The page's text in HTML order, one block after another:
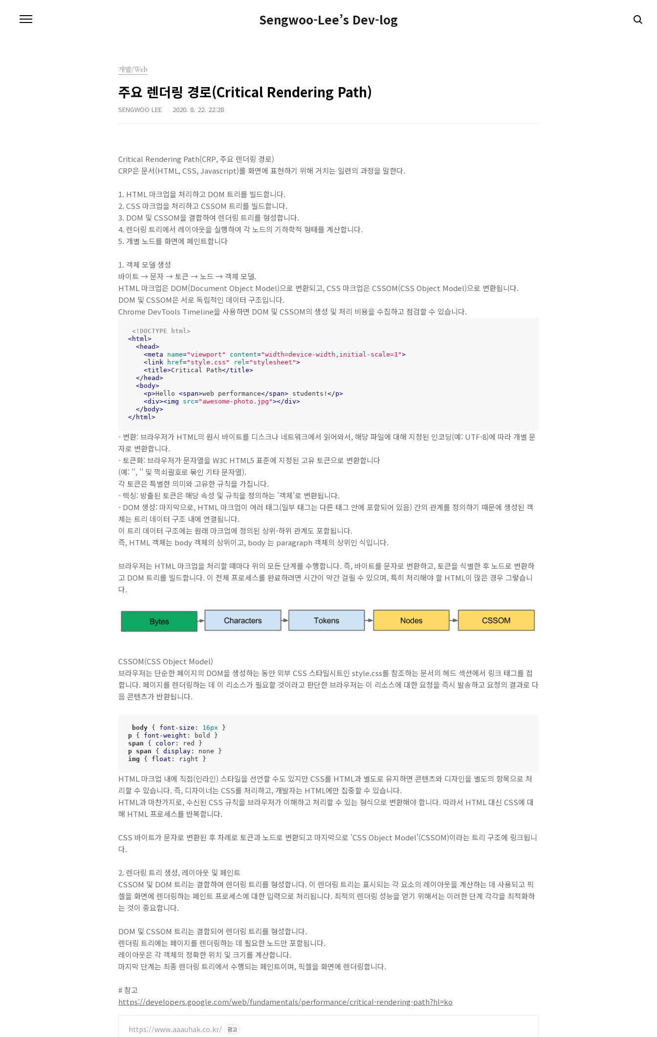
Sengwoo-Lee’s Dev-log
개발/Web
주요 렌더링 경로(Critical Rendering Path)
SENGWOO LEE 2020. 8. 22. 22:28
Critical Rendering Path(CRP, 주요 렌더링 경로)
CRP은 문서(HTML, CSS, Javascript)를 화면에 표현하기 위해 거치는 일련의 과정을 말한다.
1. HTML 마크업을 처리하고 DOM 트리를 빌드합니다.
2. CSS 마크업을 처리하고 CSSOM 트리를 빌드합니다.
3. DOM 및 CSSOM을 결합하여 렌더링 트리를 형성합니다.
4. 렌더링 트리에서 레이아웃을 실행하여 각 노드의 기하학적 형태를 계산합니다.
5. 개별 노드를 화면에 페인트합니다
1. 객체 모델 생성
바이트 → 문자 → 토큰 → 노드 → 객체 모델.
HTML 마크업은 DOM(Document Object Model)으로 변환되고, CSS 마크업은 CSSOM(CSS Object Model)으로 변환됩니다.
DOM 및 CSSOM은 서로 독립적인 데이터 구조입니다.
Chrome DevTools Timeline을 사용하면 DOM 및 CSSOM의 생성 및 처리 비용을 수집하고 점검할 수 있습니다.
<!DOCTYPE html>
<html>
<head>
<meta name="viewport" content="width=device-width,initial-scale=1">
<link href="style.css" rel="stylesheet">
<title>Critical Path</title>
</ head>
<body>
<p>Hello <span>web performance</span> students! </p>
<div><img src="awesome-photo.jpg"></div>
</ body>
</ html>
- 변환: 브라우저가 HTML의 원시 바이트를 디스크나 네트워크에서 읽어와서, 해당 파일에 대해 지정된 인코딩(예: UTF-8)에 따라 개별 문
자로 변환합니다.
- 토큰화: 브라우저가 문자열을 W3C HTML5 표준에 지정된 고유 토큰으로 변환합니다
(예: '', '' 및 꺽쇠괄호로 묶인 기타 문자열).
각 토큰은 특별한 의미와 고유한 규칙을 가집니다.
- 렉싱: 방출된 토큰은 해당 속성 및 규칙을 정의하는 '객체'로 변환됩니다.
- DOM 생성: 마지막으로, HTML 마크업이 여러 태그(일부 태그는 다른 태그 안에 포함되어 있음) 간의 관계를 정의하기 때문에 생성된 객
체는 트리 데이터 구조 내에 연결됩니다.
이 트리 데이터 구조에는 원래 마크업에 정의된 상위-하위 관계도 포합됩니다.
즉, HTML 객체는 body 객체의 상위이고, body 는 paragraph 객체의 상위인 식입니다.
브라우저는 HTML 마크업을 처리할 때마다 위의 모든 단계를 수행합니다. 즉, 바이트를 문자로 변환하고, 토큰을 식별한 후 노드로 변환하
고 DOM 트리를 빌드합니다. 이 전체 프로세스를 완료하려면 시간이 약간 걸릴 수 있으며, 특히 처리해야 할 HTML이 많은 경우 그렇습니
다.
CSSOM(CSS Object Model)
브라우저는 단순한 페이지의 DOM을 생성하는 동안 외부 CSS 스타일시트인 style.css를 참조하는 문서의 헤드 섹션에서 링크 태그를 접
합니다. 페이지를 렌더링하는 데 이 리소스가 필요할 것이라고 판단한 브라우저는 이 리소스에 대한 요청을 즉시 발송하고 요청의 결과로 다
음 콘텐츠가 반환됩니다.
body { font-size : 16px
p { font-weight
span { color
p span { display
img { float : right }
HTML 마크업 내에 직접(인라인) 스타일을 선언할 수도 있지만 CSS를 HTML과 별도로 유지하면 콘텐츠와 디자인을 별도의 항목으로 처
리할 수 있습니다. 즉, 디자이너는 CSS를 처리하고, 개발자는 HTML에만 집중할 수 있습니다.
HTML과 마찬가지로, 수신된 CSS 규칙을 브라우저가 이해하고 처리할 수 있는 형식으로 변환해야 합니다. 따라서 HTML 대신 CSS에 대
해 HTML 프로세스를 반복합니다.
CSS 바이트가 문자로 변환된 후 차례로 토큰과 노드로 변환되고 마지막으로 'CSS Object Model'(CSSOM)이라는 트리 구조에 링크됩니
다.
2. 렌더링 트리 생성, 레이아웃 및 페인트
CSSOM 및 DOM 트리는 결합하여 렌더링 트리를 형성합니다. 이 렌더링 트리는 표시되는 각 요소의 레이아웃을 계산하는 데 사용되고 픽
셀을 화면에 렌더링하는 페인트 프로세스에 대한 입력으로 처리됩니다. 최적의 렌더링 성능을 얻기 위해서는 이러한 단계 각각을 최적화하
는 것이 중요합니다.
DOM 및 CSSOM 트리는 결합되어 렌더링 트리를 형성합니다.
렌더링 트리에는 페이지를 렌더링하는 데 필요한 노드만 포함됩니다.
레이아웃은 각 객체의 정확한 위치 및 크기를 계산합니다.
마지막 단계는 최종 렌더링 트리에서 수행되는 페인트이며, 픽셀을 화면에 렌더링합니다.
# 참고
https://developers.google.com/web/fundamentals/performance/critical-rendering-path?hl=ko
https://www.aaauhak.co.kr/ 광고